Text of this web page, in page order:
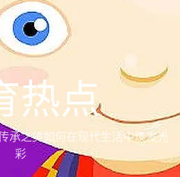
热点
承之美如何在现代生活中焕发光
彩